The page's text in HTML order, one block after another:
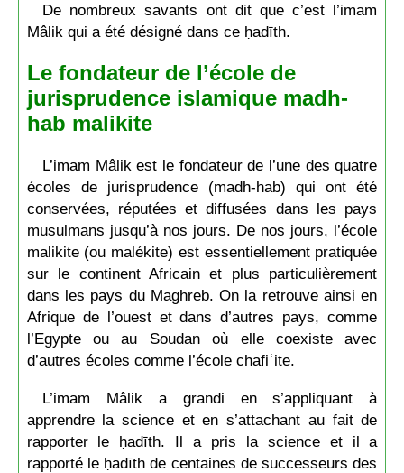
De nombreux savants ont dit que c’est l’imam
Mâlik qui a été désigné dans ce ḥadīth.
Le fondateur de l’école de
jurisprudence islamique madh-
hab malikite
L’imam Mâlik est le fondateur de l’une des quatre
écoles de jurisprudence (madh-hab) qui ont été
conservées, réputées et diffusées dans les pays
musulmans jusqu’à nos jours. De nos jours, l’école
malikite (ou malékite) est essentiellement pratiquée
sur le continent Africain et plus particulièrement
dans les pays du Maghreb. On la retrouve ainsi en
Afrique de l’ouest et dans d’autres pays, comme
l’Egypte ou au Soudan où elle coexiste avec
d’autres écoles comme l’école chafiʿite.
L’imam Mâlik a grandi en s’appliquant à
apprendre la science et en s’attachant au fait de
rapporter le ḥadīth. Il a pris la science et il a
rapporté le ḥadīth de centaines de successeurs des